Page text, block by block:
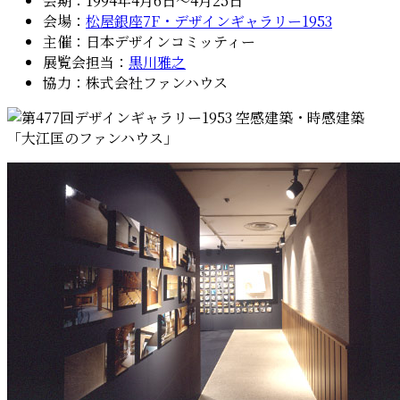
会場： 松屋銀座7F・デザインギャラリー1953
主催：日本デザインコミッティー
展覧会担当： 黒川雅之
協力：株式会社ファンハウス